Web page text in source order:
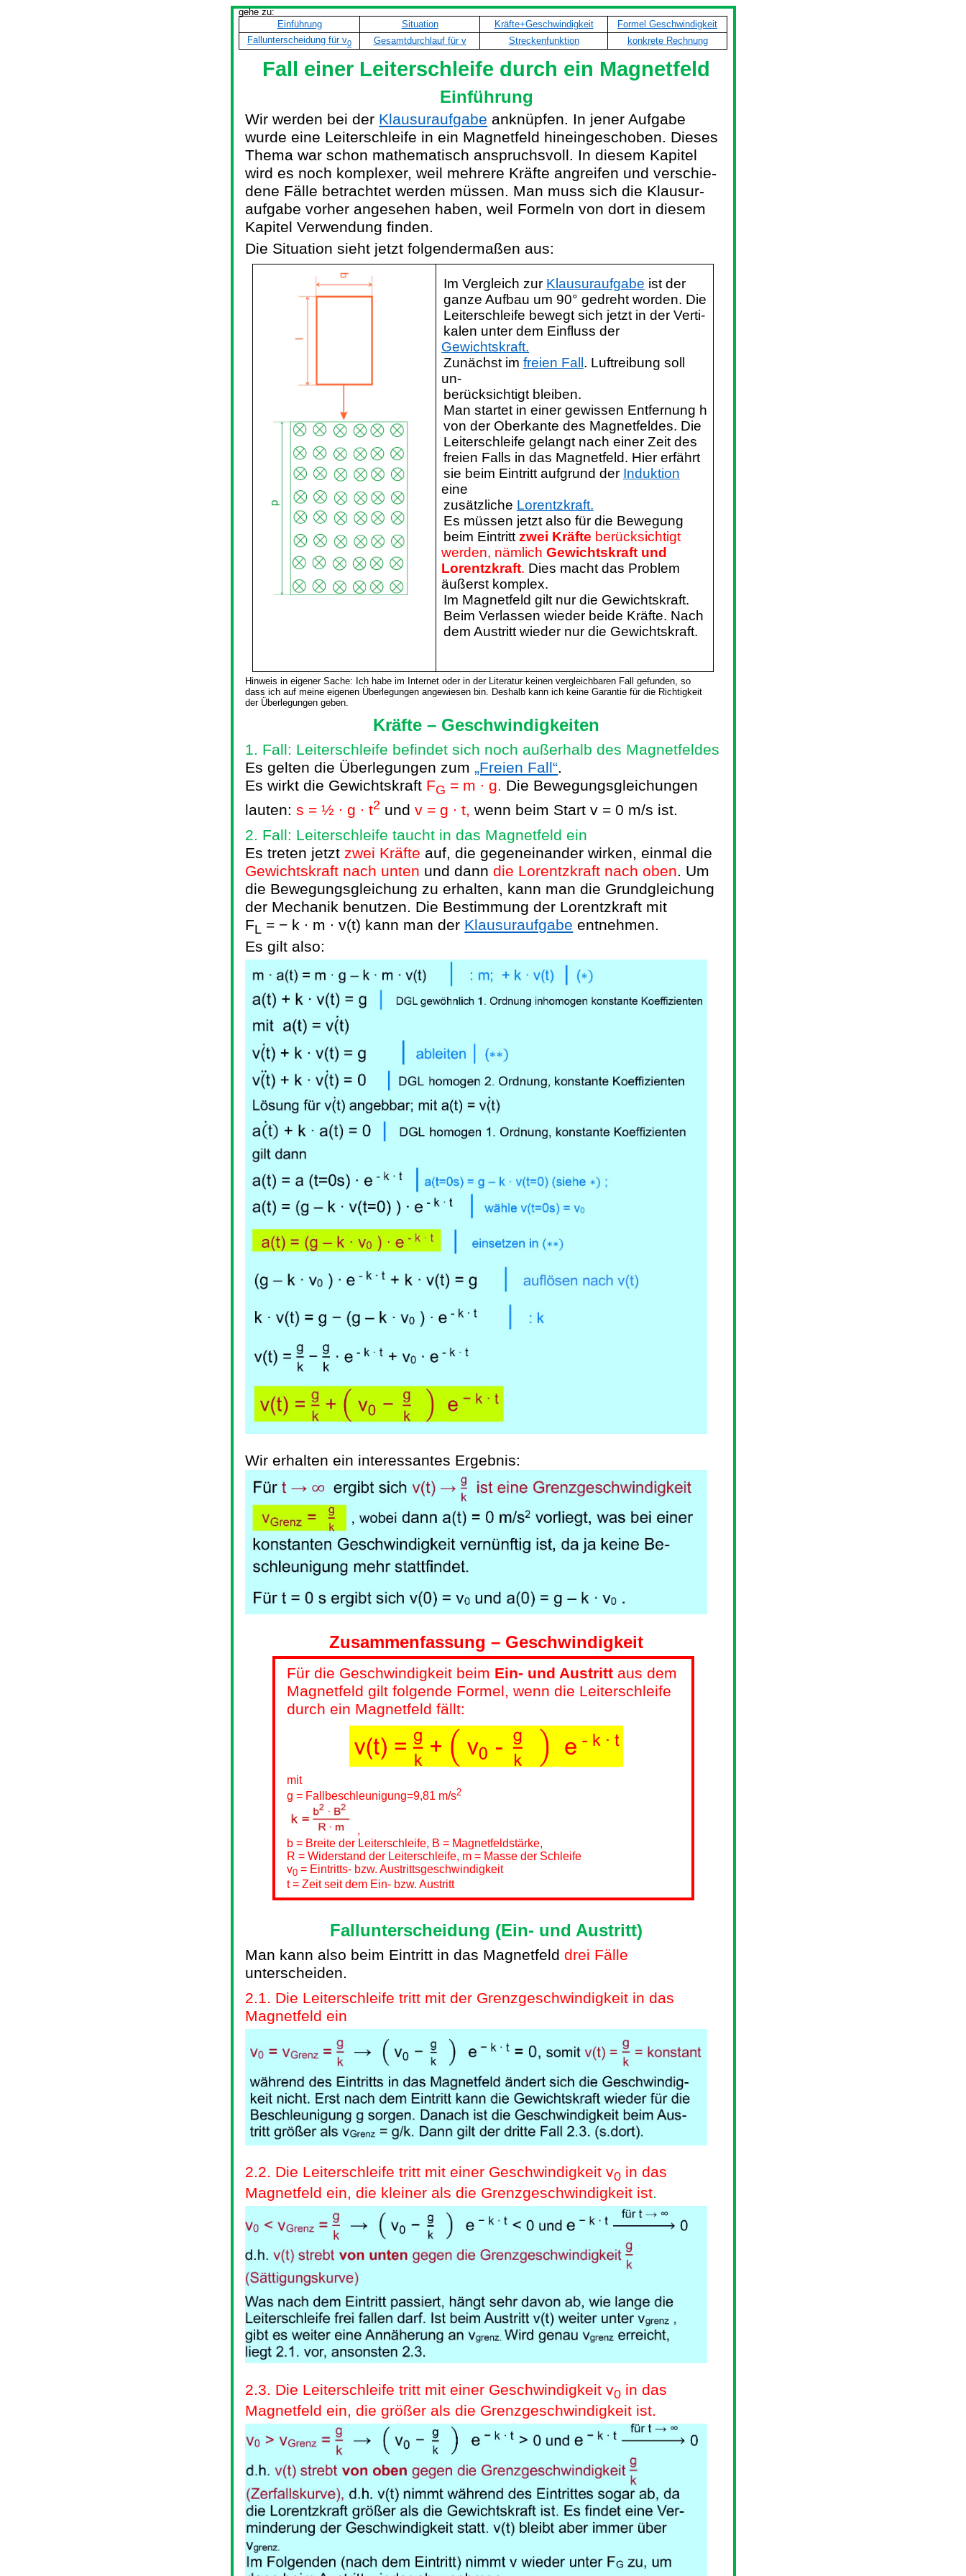
gehe zu:
Einführung
Situation Kräfte+Geschwindigkeit
Formel Geschwindigkeit
Fallunterscheidung für v0 Gesamtdurchlauf für v Streckenfunktion konkrete Rechnung
Fall einer Leiterschleife durch ein Magnetfeld
Einführung
Wir werden bei der Klausuraufgabe anknüpfen. In jener Aufgabe
wurde eine Leiterschleife in ein Magnetfeld hineingeschoben. Dieses
Thema war schon mathematisch anspruchsvoll. In diesem Kapitel
wird es noch komplexer, weil mehrere Kräfte angreifen undverschie-
dene Fälle betrachtet werden müssen. Man muss sich die Klausur-
aufgabe vorher angesehen haben, weil Formeln von dort in diesem
Kapitel Verwendung finden.
Die Situation sieht jetzt folgendermaßen aus:
Im Vergleich zur Klausuraufgabe ist der
ganze Aufbau um 90° gedreht worden. Die
Leiterschleife bewegt sich jetzt in der Verti-
kalen unter dem Einfluss der
Gewichtskraft.
Zunächst im freien Fall . Luftreibung soll
un-
berücksichtigt bleiben.
Man startet in einer gewissen Entfernung h
von der Oberkante des Magnetfeldes. Die
Leiterschleife gelangt nach einer Zeit des
freien Falls in das Magnetfeld. Hier erfährt
sie beim Eintritt aufgrund der Induktion
eine
zusätzliche Lorentzkraft.
Es müssen jetzt also für die Bewegung
beim Eintritt zwei Kräfte berücksichtigt
werden, nämlichGewichtskraft und
Lorentzkraft. Dies macht das Problem
äußerst komplex.
Im Magnetfeld gilt nur die Gewichtskraft.
Beim Verlassen wieder beide Kräfte. Nach
dem Austritt wieder nur die Gewichtskraft.
Hinweis in eigener Sache: Ich habe im Internet oder in der Literatur keinen vergleichbaren Fall gefunden, so
dass ich auf meine eigenen Überlegungen angewiesen bin. Deshalb kann ich keine Garantie für die Richtigkeit
der Überlegungen geben.
Kräfte – Geschwindigkeiten
1. Fall: Leiterschleife befindet sich noch außerhalb des Magnetfeldes
Es gelten die Überlegungen zum„Freien Fall“.
Es wirkt die Gewichtskraft FG = m ∙ g. Die Bewegungsgleichungen
lauten:s = ½ ∙ g ∙ t2 undv = g ∙ t,wenn beim Start v = 0 m/s ist.
2. Fall: Leiterschleife taucht in das Magnetfeld ein
Es treten jetztzwei Kräfte auf, die gegeneinander wirken, einmal die
Gewichtskraft nach unten und danndie Lorentzkraft nach oben. Um
die Bewegungsgleichung zu erhalten, kann man die Grundgleichung
der Mechanik benutzen. Die Bestimmung der Lorentzkraft mit
FL = − k ∙ m ∙ v(t) kann man der Klausuraufgabe entnehmen.
Es gilt also:
Wir erhalten ein interessantes Ergebnis:
Zusammenfassung – Geschwindigkeit
Für die Geschwindigkeit beim Ein- und Austritt aus dem
Magnetfeld gilt folgende Formel, wenn die Leiterschleife
durch ein Magnetfeld fällt:
mit
g = Fallbeschleunigung=9,81 m/s2
,
b = Breite der Leiterschleife, B = Magnetfeldstärke,
R = Widerstand der Leiterschleife, m = Masse der Schleife
v0 = Eintritts- bzw. Austrittsgeschwindigkeit
t = Zeitseit dem Ein- bzw. Austritt
Fallunterscheidung (Ein- und Austritt)
Man kann also beim Eintritt in das Magnetfelddrei Fälle
unterscheiden.
2.1. Die Leiterschleife tritt mit der Grenzgeschwindigkeit in das
Magnetfeld ein
2.2. Die Leiterschleife tritt mit einer Geschwindigkeit v0 in das
Magnetfeld ein, die kleiner als die Grenzgeschwindigkeit ist.
2.3. Die Leiterschleife tritt mit einer Geschwindigkeit v0 in das
Magnetfeld ein, die größer als die Grenzgeschwindigkeit ist.